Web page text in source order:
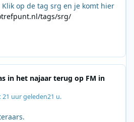
op de tag srg en je komt hier
tags/srg/
in het najaar terug op FM in
21 uur geleden21 u.